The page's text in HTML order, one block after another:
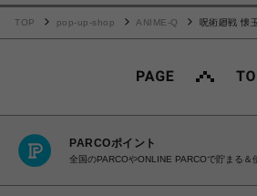
TOP pop-up-shop ANIME-Q
呪術廻戦 懐
PARCOポイント
全国のPARCOやONLINE PARCOで貯まる＆